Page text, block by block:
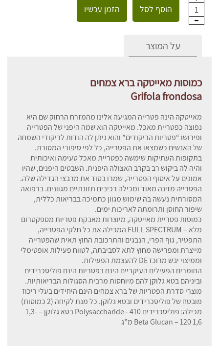
1 הוסף לסל הזמן עכשיו
על המוצר
כמוסות מאייטקה ברא צמחים
Grifola frondosa
מאייטקה הינה פטרייה המגיעה אלינו מהמזרח הרחוק שם היא
נפוצה כפטריית מאכל. מאייטקה הוא שמה היפני של הפטרייה
ופירושו “פטריות הריקודים” והוא ניתן לה הודות לריקודי השמחה
של האנשים כשמצאו את הפטרייה, כל לפי סיפורי המסורת.
בתקופות העתיקות שימשה כפטריית מאכל טעימה ואיכותית
והיה לה ביקוש רב בקרב האצולה היפנית. השבטים היפנים, שהיו
אמונים על איסוף הפטרייה, שמרו בסוד את מרבצי הגדילה שלה.
הפטרייה מזינה מאוד ומכילה רכיבים תזונתיים מגוונים. ברפואה
המסורתית נעשה בה שימוש מגוון כתמיכה בבריאות כללית,
שיפור החוסן ותרומתה לאריכות ימים.
כמוסות פטריית מאייטקה, מיוצרות מאבקת פטריות מספקטרום
מלא – FULL SPECTRUM המכילה את כל חלקי הפטרייה,
התפטיר, גוף הפרי, הנבגים והתרכובת החוץ תאית שהפטרייה
מייצרת ומפרישה מחוץ לתא לסביבתה, לטווח פעילות אופטימלי
וממיצוי יבש מרוכז DE להעצמת הפעילות.
החומרים הפעילים העיקריים הינם בפטריות הינם פוליסכרידים
וביניהם בטא גלוקן להם מיוחסות מרבית הסגולות הבריאותיות.
מוצרי סדרת הפטריות של ברא צמחים הינם היחידים בעלי ריכוז
מובטח של פוליסכרידים ובטא גלוקן. כל מנת לקיחה (2 כמוסות)
מכילה: פוליסכרידים Polysaccharide– 410 בטא גלוקן – 1,3-
1,6 Beta Glucan – 120 מ”ג